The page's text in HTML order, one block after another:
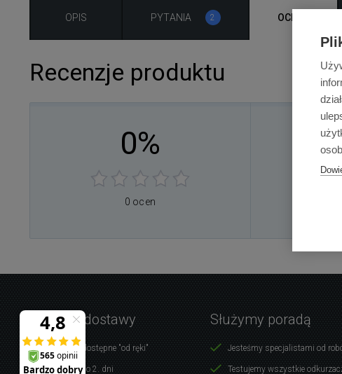
OPIS PYTANIA 2 OCENA
Recenzje produktu
0%
0 ocen
×
×
×
Warunki dostawy
Produkty dostępne "od ręki"
Dostawa do 2. dni
Służymy poradą
Jesteśmy specjalistami od
Testujemy wszystkie